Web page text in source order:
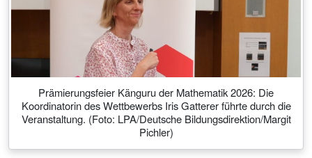
Prämierungsfeier Känguru der Mathematik 2026: Die
Koordinatorin des Wettbewerbs Iris Gatterer führte durch die
Veranstaltung. (Foto: LPA/Deutsche Bildungsdirektion/Margit
Pichler)